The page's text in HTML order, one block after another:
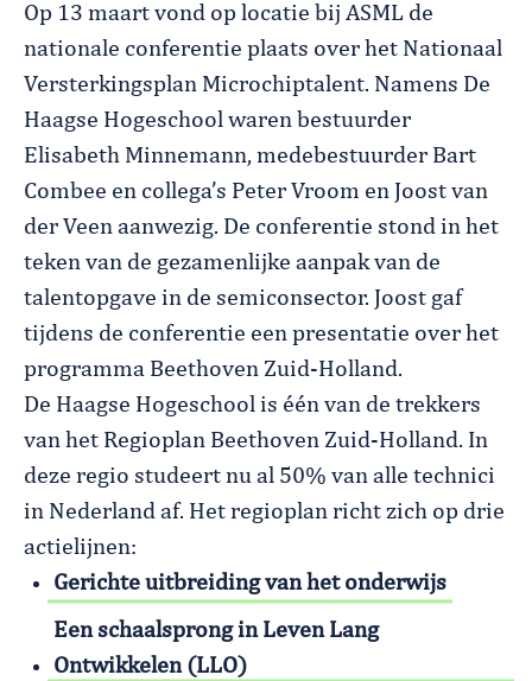
Op 13 maart vond op locatie bij ASML de
nationale conferentie plaats over het Nationaal
Versterkingsplan Microchiptalent. Namens De
Haagse Hogeschool waren bestuurder
Elisabeth Minnemann, medebestuurder Bart
Combee en collega’s Peter Vroom en Joost van
der Veen aanwezig. De conferentie stond in het
teken van de gezamenlijke aanpak van de
talentopgave in de semiconsector. Joost gaf
tijdens de conferentie een presentatie over het
programma Beethoven Zuid-Holland.
De Haagse Hogeschool is één van de trekkers
van het Regioplan Beethoven Zuid-Holland. In
deze regio studeert nu al 50% van alle technici
in Nederland af. Het regioplan richt zich op drie
actielijnen:
Gerichte uitbreiding van het onderwijs
Een schaalsprong in Leven Lang
Ontwikkelen (LLO)